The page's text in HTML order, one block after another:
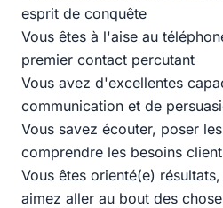
esprit de conquête
Vous êtes à l'aise au
premier contact percutant
Vous avez d'excellentes
communication et de
Vous savez écouter, poser
comprendre les besoins
Vous êtes orienté(e)
aimez aller au bout des